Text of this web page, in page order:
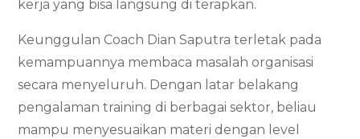
kerja yang bisa langsung di terapkan.
Keunggulan Coach Dian Saputra terletak pada
kemampuannya membaca masalah organisasi
secara menyeluruh. Dengan latar belakang
pengalaman training di berbagai sektor, beliau
mampu menyesuaikan materi dengan level